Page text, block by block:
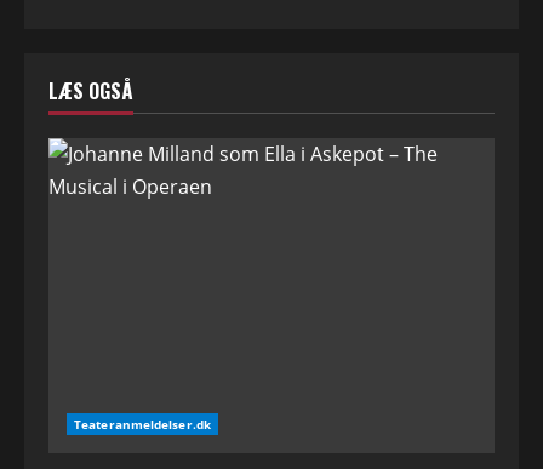
bøger,
og
LÆS OGSÅ
Teateranmeldelser.dk